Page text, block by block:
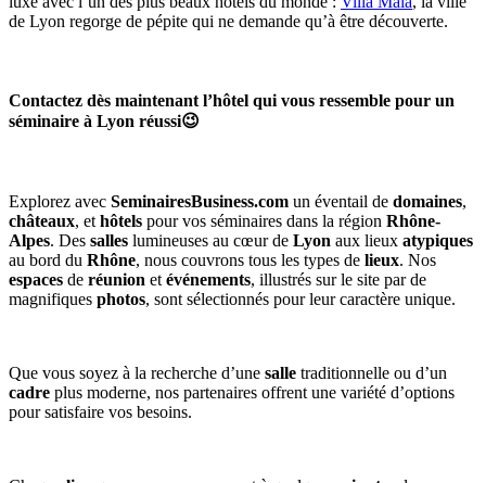
de Lyon regorge de pépite qui ne demande qu’à être découverte.
Contactez dès maintenant l’hôtel qui vous ressemble pour un
séminaire à Lyon réussi😉
Explorez avec SeminairesBusiness.com un éventail de domaines,
châteaux, et hôtels pour vos séminaires dans la région Rhône-
Alpes. Des salles lumineuses au cœur de Lyon aux lieux atypiques
au bord du Rhône, nous couvrons tous les types de lieux. Nos
espaces de réunion et événements, illustrés sur le site par de
magnifiques photos, sont sélectionnés pour leur caractère unique.
Que vous soyez à la recherche d’une salle traditionnelle ou d’un
cadre plus moderne, nos partenaires offrent une variété d’options
pour satisfaire vos besoins.